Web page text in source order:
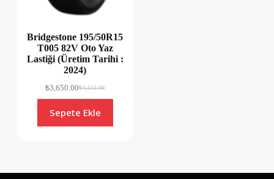
Bridgestone 195/50R15
T005 82V Oto Yaz
Lastiği (Üretim Tarihi :
2024)
₺4,542.00
₺3,650.00
Sepete Ekle